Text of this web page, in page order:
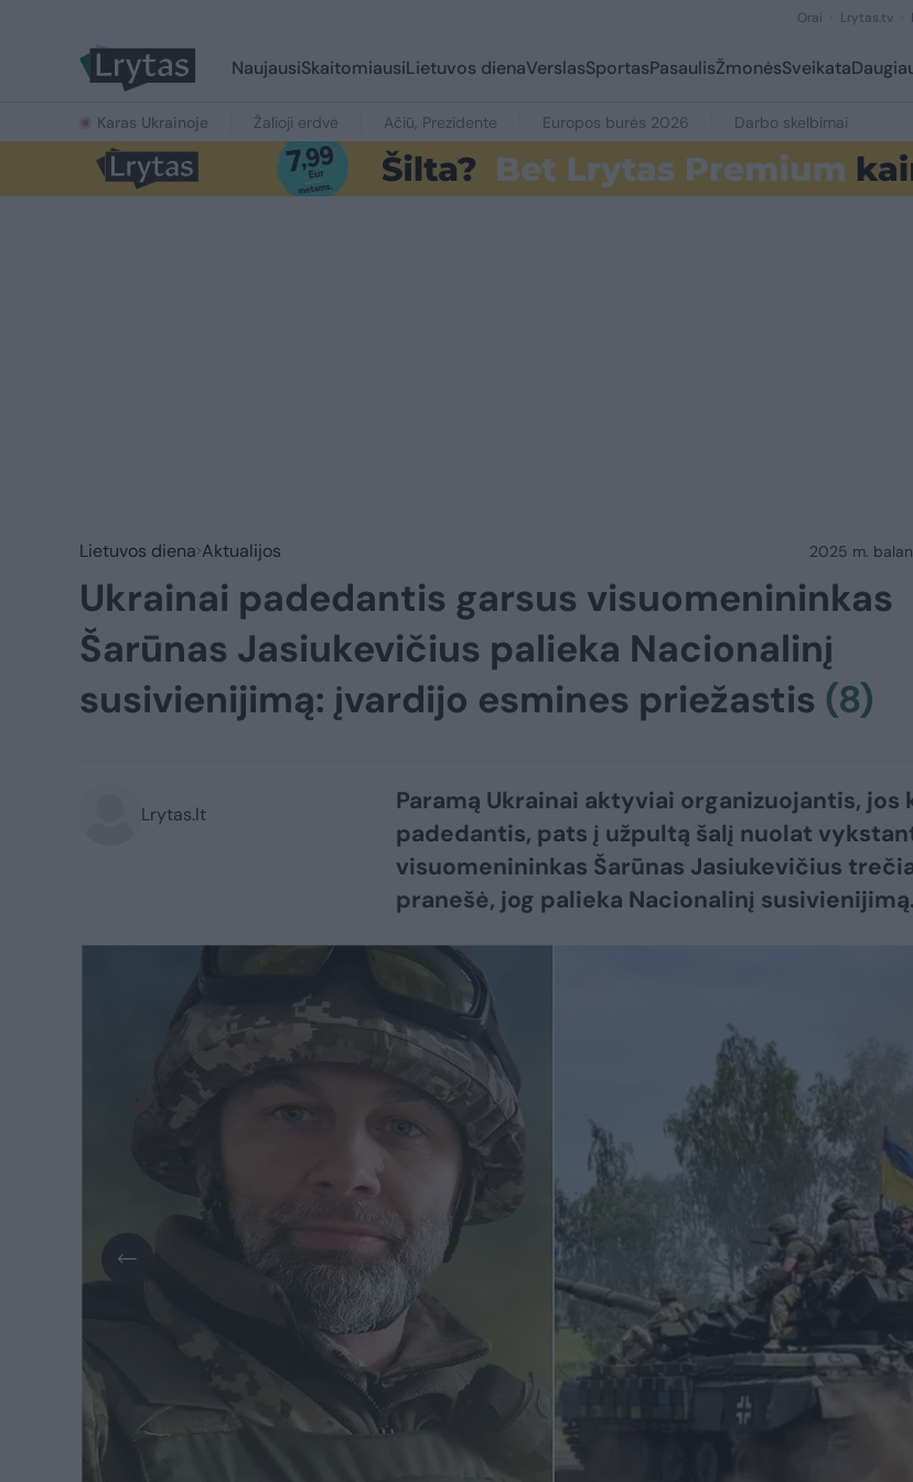
Orai Lrytas.tv
NaujausiSkaitomiausiLietuvos dienaVerslasSportasPasaulisŽmonėsSveikata
Karas Ukrainoje Žalioji erdvė Ačiū, Prezidente Europos burės 2026 Darbo skelbimai
Lietuvos diena Aktualijos 2025 m.
Ukrainai padedantis garsus visuomenininkas
Šarūnas Jasiukevičius palieka Nacionalinį
susivienijimą: įvardijo esmines priežastis (8)
Lrytas.lt
Paramą Ukrainai aktyviai organizuojantis, jos
padedantis, pats į užpultą šalį nuolat
visuomenininkas Šarūnas Jasiukevičius
pranešė, jog palieka Nacionalinį susivienijimą.